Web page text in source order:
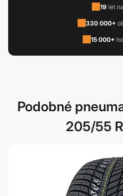
19let
330 000+
15 000+
Podobné
205/55